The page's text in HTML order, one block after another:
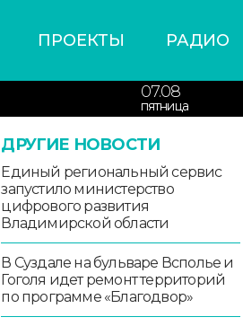
ПРОЕКТЫ РАДИО
07.08
пятница
ДРУГИЕ НОВОСТИ
Единый региональный сервис
запустило министерство
цифрового развития
Владимирской области
В Суздале на бульваре Всполье и
Гоголя идет ремонт территорий
по программе «Благодвор»